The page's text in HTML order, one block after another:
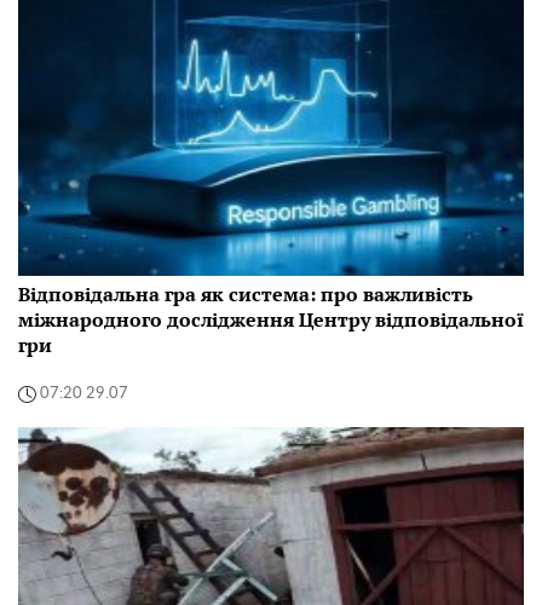
Відповідальна гра як система: про важливість
міжнародного дослідження Центру відповідальної
гри
07:20 29.07